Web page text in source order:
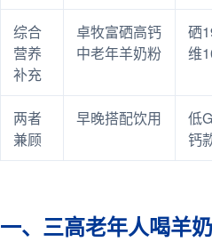
综合
营养
补充
卓牧富硒高钙
中老年羊奶粉
硒
维
两者
兼顾
早晚搭配饮用
低
钙
一、三高老年人喝羊